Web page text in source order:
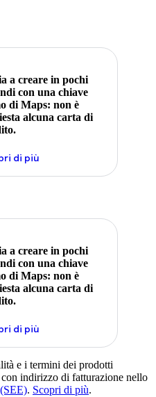
a creare in pochi
con una chiave
di Maps: non è
alcuna carta di
di più
a creare in pochi
con una chiave
di Maps: non è
alcuna carta di
di più
e i termini dei prodotti
indirizzo di fatturazione nello
. Scopri di più.